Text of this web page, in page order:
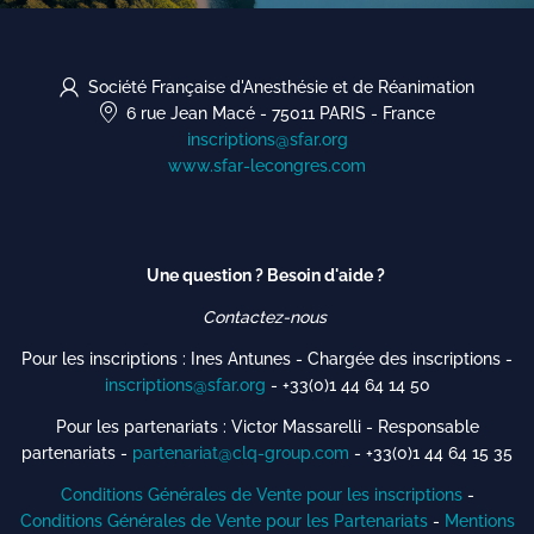
Société Française d'Anesthésie et de Réanimation
6 rue Jean Macé - 75011 PARIS - France
inscriptions@sfar.org
www.sfar-lecongres.com
Une question ? Besoin d'aide ?
Contactez-nous
Pour les inscriptions : Ines Antunes - Chargée des inscriptions -
inscriptions@sfar.org - +33(0)1 44 64 14 50
Pour les partenariats : Victor Massarelli - Responsable
partenariats - partenariat@clq-group.com - +33(0)1 44 64 15 35
Conditions Générales de Vente pour les inscriptions-
Conditions Générales de Vente pour les Partenariats- Mentions